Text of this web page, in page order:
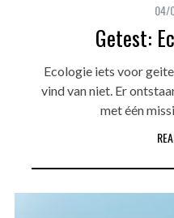
04/
Getest:
Ecologie iets voor
vind van niet. Er
met één